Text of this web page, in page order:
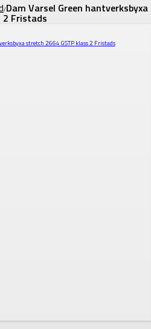
/Dam Varsel Green hantverksbyxa
2 Fristads